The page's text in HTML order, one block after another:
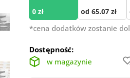
0 zł od 65.07 zł
*cena dodatków zostanie
Dostępność:
w magazynie